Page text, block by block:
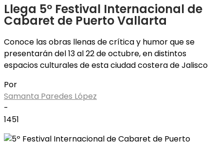
Llega 5º Festival Internacional de
Cabaret de Puerto Vallarta
Conoce las obras llenas de crítica y humor que se
presentarán del 13 al 22 de octubre, en distintos
espacios culturales de esta ciudad costera de Jalisco
Por
Samanta Paredes López
-
1451